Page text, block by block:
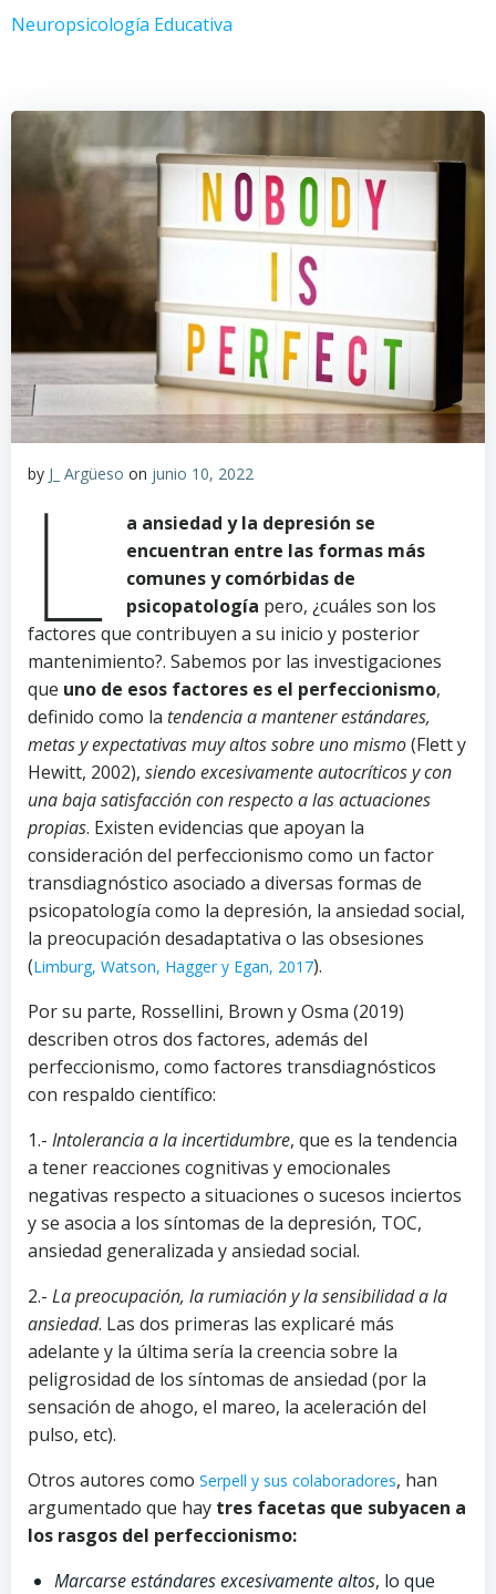
Neuropsicología Educativa
by J_ Argüeso on junio 10, 2022
L
a ansiedad y la depresión se
encuentran entre las formas más
comunes y comórbidas de
psicopatología pero, ¿cuáles son los
factores que contribuyen a su inicio y posterior
mantenimiento?. Sabemos por las investigaciones
que uno de esos factores es el perfeccionismo,
definido como la tendencia a mantener estándares,
metas y expectativas muy altossobre uno mismo(Flett y
Hewitt, 2002), siendo excesivamente autocríticos y con
una baja satisfacción con respecto a las actuaciones
propias. Existen evidencias que apoyan la
consideración del perfeccionismo como un factor
transdiagnóstico asociado a diversas formas de
psicopatología como la depresión, la ansiedad social,
la preocupación desadaptativa o las obsesiones
(Limburg, Watson, Hagger y Egan, 2017).
Por su parte, Rossellini, Brown y Osma (2019)
describen otros dos factores, además del
perfeccionismo, como factores transdiagnósticos
con respaldo científico:
1.- Intolerancia a la incertidumbre, que es la tendencia
a tener reacciones cognitivas y emocionales
negativas respecto a situaciones o sucesos inciertos
y se asocia a los síntomas de la depresión, TOC,
ansiedad generalizada y ansiedad social.
2.- La preocupación, la rumiación y la sensibilidad a la
ansiedad. Las dos primeras las explicaré más
adelante y la última sería la creencia sobre la
peligrosidad de los síntomas de ansiedad (por la
sensación de ahogo, el mareo, la aceleración del
pulso, etc).
Otros autores como Serpell y sus colaboradores, han
argumentado que hay tres facetas que subyacen a
los rasgos del perfeccionismo:
Marcarse estándares excesivamente altos, lo que